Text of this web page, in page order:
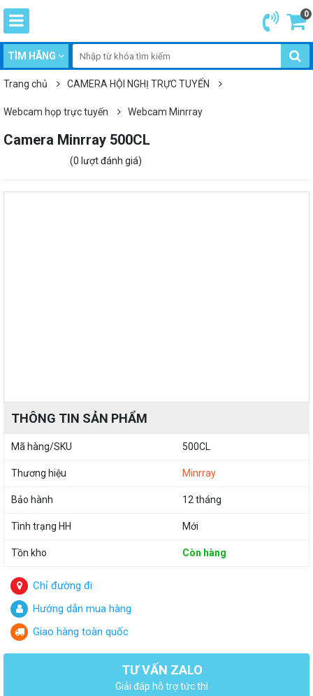
0
TÌM HÃNG
Trang chủ CAMERA HỘI NGHỊ TRỰC TUYẾN
Webcam họp trực tuyến Webcam Minrray
Camera Minrray 500CL
(0 lượt đánh giá)
THÔNG TIN SẢN PHẨM
Mã hàng/SKU 500CL
Thương hiệu Minrray
Bảo hành 12 tháng
Tình trạng HH Mới
Tồn kho Còn hàng
Chỉ đường đi
Hướng dẫn mua hàng
Giao hàng toàn quốc
TƯ VẤN ZALO
Giải đáp hỗ trợ tức thì